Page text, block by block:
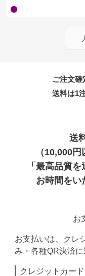
ご注文確
送料は1
送
（10,000
「最高品質
お時間をい
お
お支払いは、クレ
み・各種QR決済に
クレジットカード